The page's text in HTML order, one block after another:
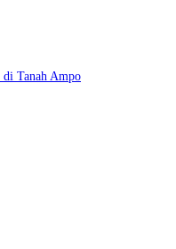
Tanah Ampo